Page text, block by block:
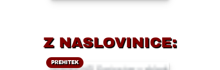
Z NASLOVINICE:
PREHITEK